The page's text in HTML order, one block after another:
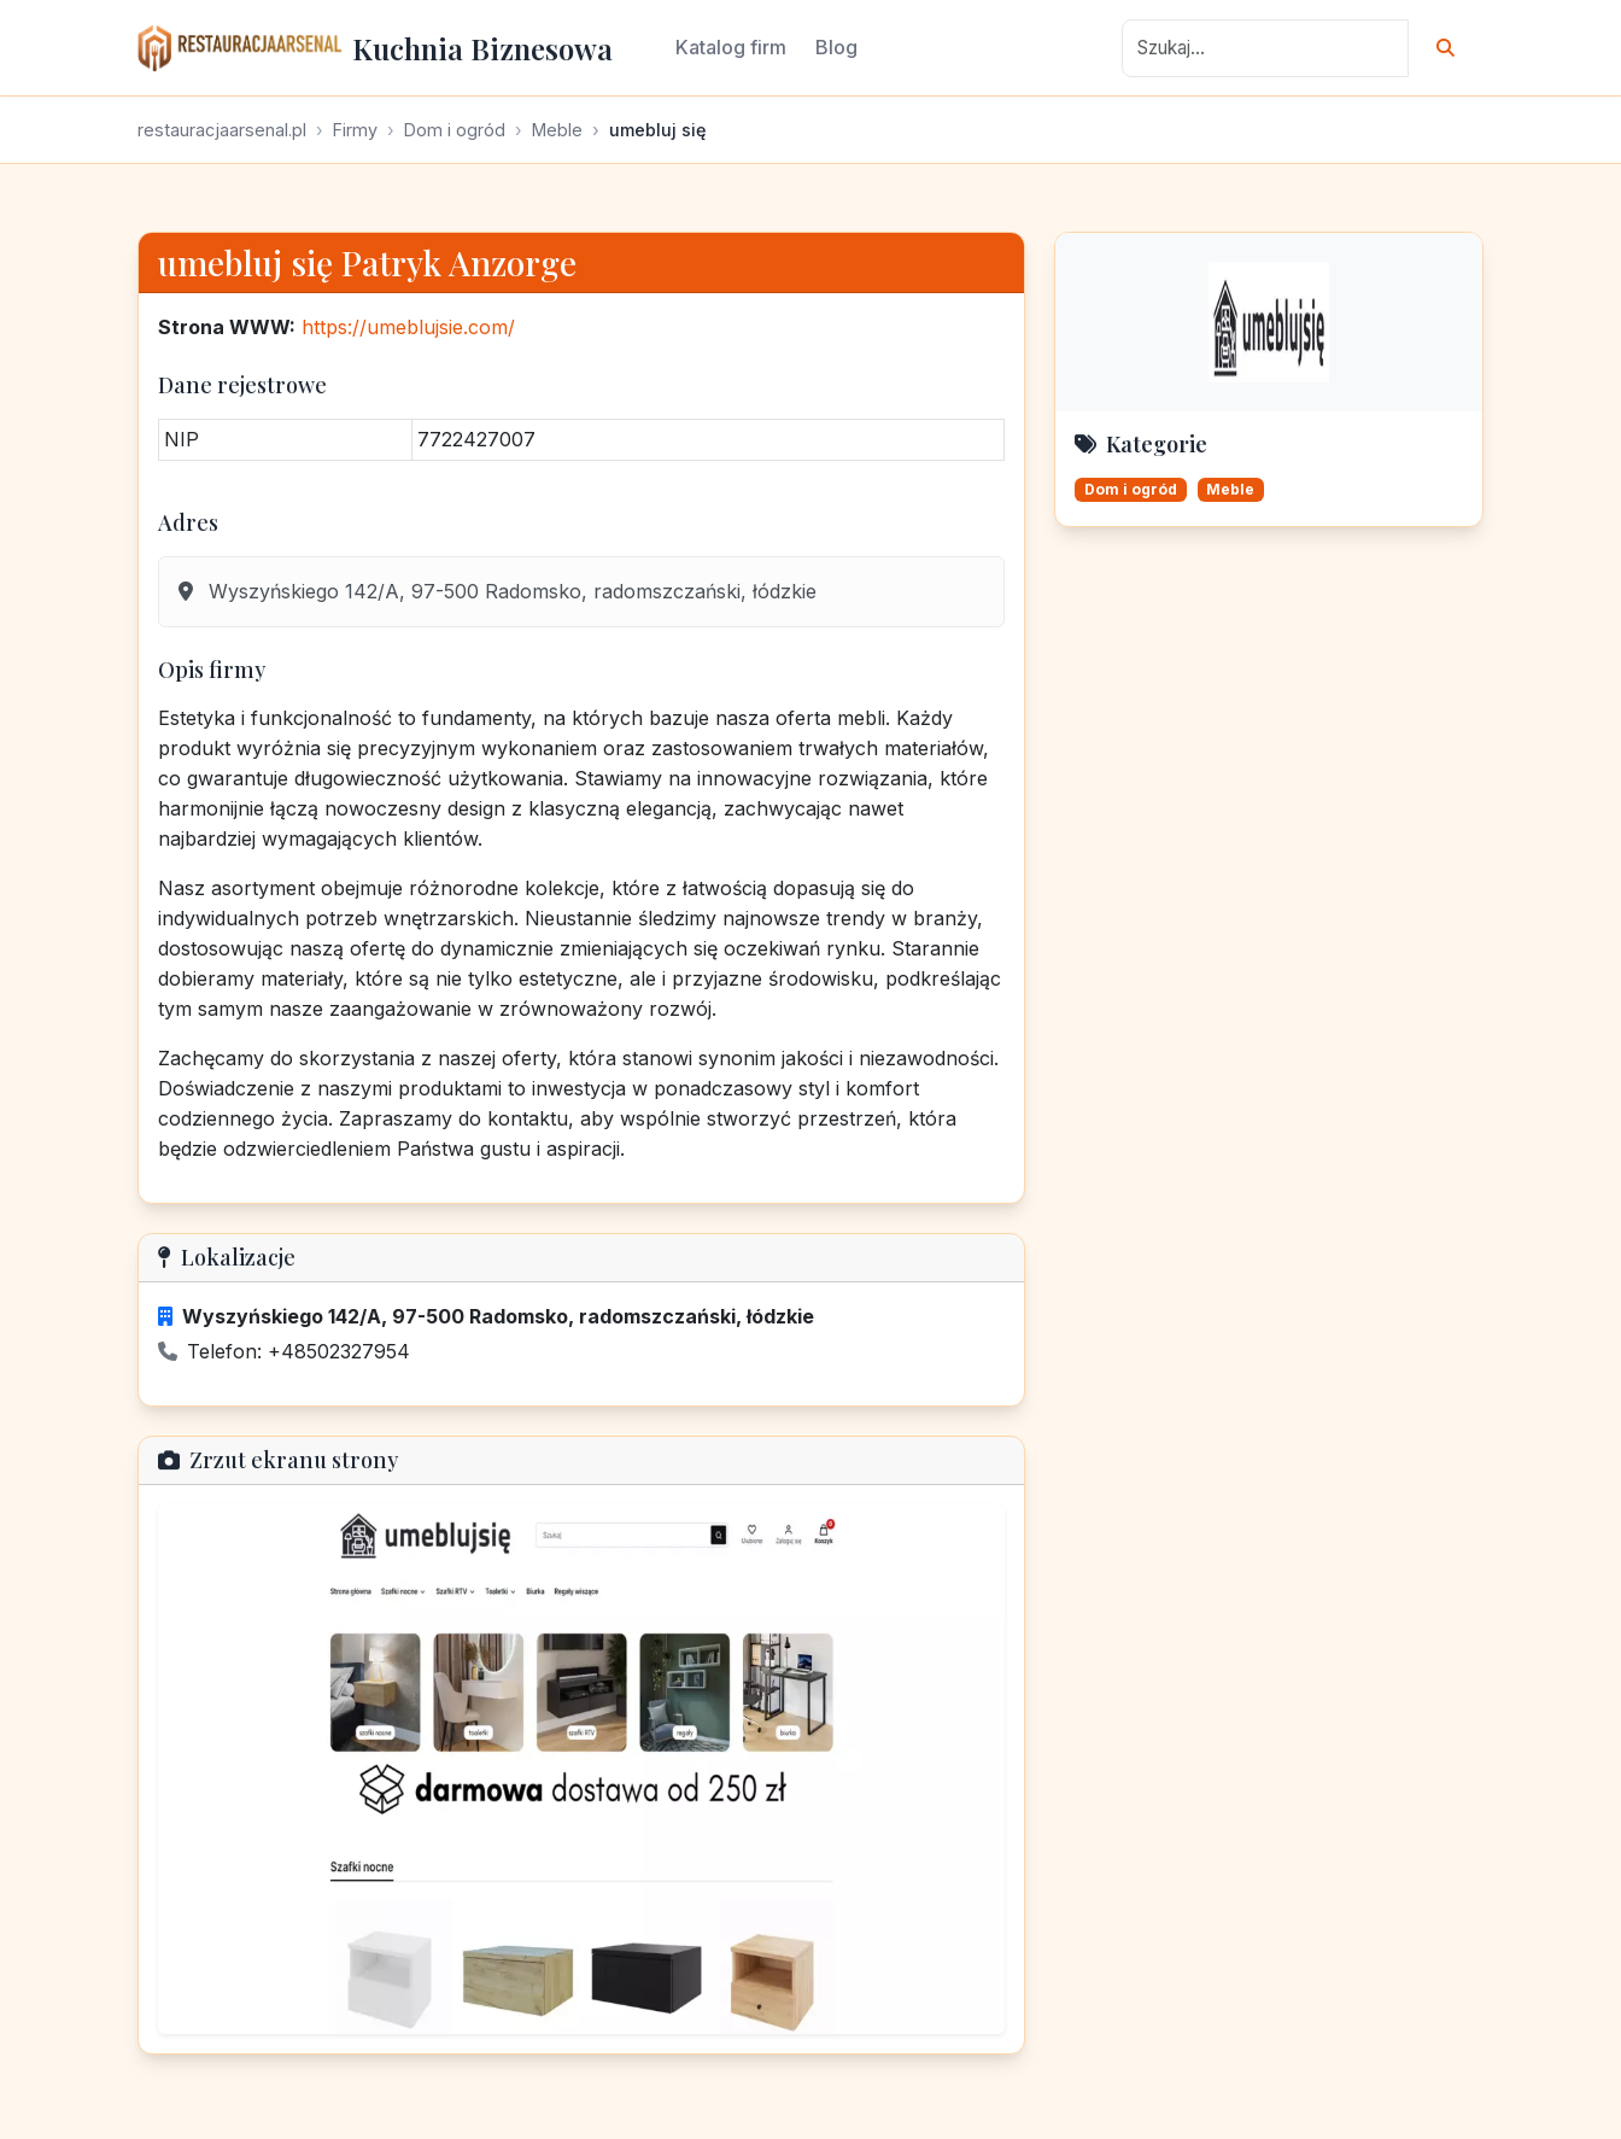
Kuchnia Biznesowa Katalog firm Blog
restauracjaarsenal.pl Firmy Dom i ogród Meble umebluj się
umebluj się Patryk Anzorge
Strona WWW: https://umeblujsie.com/
Dane rejestrowe
NIP 7722427007
Adres
Wyszyńskiego 142/A, 97-500 Radomsko, radomszczański, łódzkie
Opis firmy
Estetyka i funkcjonalność to fundamenty, na których bazuje nasza oferta mebli. Każdy
produkt wyróżnia się precyzyjnym wykonaniem oraz zastosowaniem trwałych materiałów,
co gwarantuje długowieczność użytkowania. Stawiamy na innowacyjne rozwiązania, które
harmonijnie łączą nowoczesny design z klasyczną elegancją, zachwycając nawet
najbardziej wymagających klientów.
Nasz asortyment obejmuje różnorodne kolekcje, które z łatwością dopasują się do
indywidualnych potrzeb wnętrzarskich. Nieustannie śledzimy najnowsze trendy w branży,
dostosowując naszą ofertę do dynamicznie zmieniających się oczekiwań rynku. Starannie
dobieramy materiały, które są nie tylko estetyczne, ale i przyjazne środowisku, podkreślając
tym samym nasze zaangażowanie w zrównoważony rozwój.
Zachęcamy do skorzystania z naszej oferty, która stanowi synonim jakości i niezawodności.
Doświadczenie z naszymi produktami to inwestycja w ponadczasowy styl i komfort
codziennego życia. Zapraszamy do kontaktu, aby wspólnie stworzyć przestrzeń, która
będzie odzwierciedleniem Państwa gustu i aspiracji.
Lokalizacje
Wyszyńskiego 142/A, 97-500 Radomsko, radomszczański, łódzkie
Telefon: +48502327954
Zrzut ekranu strony
Kategorie
Dom i ogród Meble